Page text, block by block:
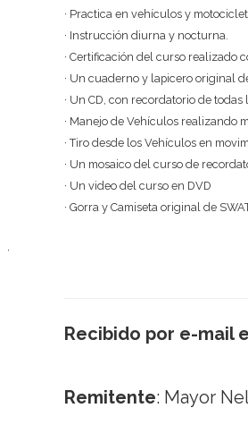
· Practica en vehículos y
· Instrucción diurna y nocturna.
· Certificación del curso realizado
· Un cuaderno y lapicero original
· Un CD, con recordatorio de
· Manejo de Vehículos realizando
· Tiro desde los Vehículos en
· Un mosaico del curso de
· Un video del curso en DVD
· Gorra y Camiseta original de
·
Recibido por e-mail
Remitente: Mayor